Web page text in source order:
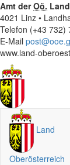
Amt derOö.
4021 Linz •
Telefon (+43 732)
E-Mail
www.land-
Land
Oberösterreich